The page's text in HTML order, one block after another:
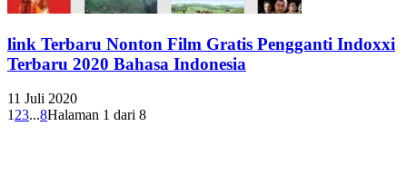
link Terbaru Nonton Film Gratis Pengganti Indoxxi
Terbaru 2020 Bahasa Indonesia
11 Juli 2020
123...8Halaman 1 dari 8